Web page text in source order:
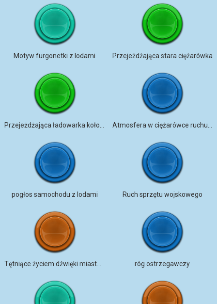
Motyw furgonetki z lodami Przejeżdżająca stara ciężarówka
pogłos samochodu z lodami Ruch sprzętu wojskowego
Tętniące życiem dźwięki miasta w deszczowy dzień róg ostrzegawczy